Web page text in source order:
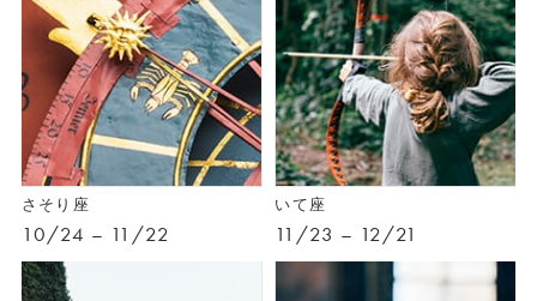
さそり座
10/24 – 11/22
いて座
11/23 – 12/21